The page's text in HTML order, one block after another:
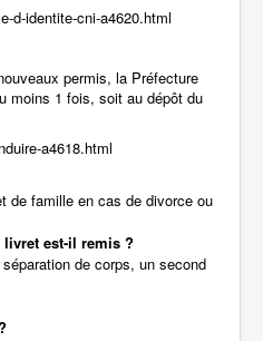
d-identite-cni-a4620.html
permis, la Préfecture
moins 1 fois, soit au dépôt du
a4618.html
de famille en cas de divorce ou
livret est-il remis ?
de corps, un second